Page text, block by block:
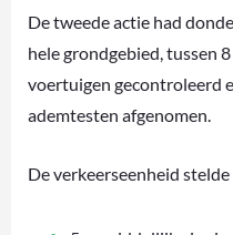
De tweede actie had
hele grondgebied, tussen
voertuigen gecontroleerd
ademtesten afgenomen.
De verkeerseenheid